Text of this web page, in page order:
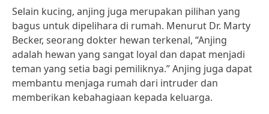
Selain kucing, anjing juga merupakan pilihan yang
bagus untuk dipelihara di rumah. Menurut Dr. Marty
Becker, seorang dokter hewan terkenal, “Anjing
adalah hewan yang sangat loyal dan dapat menjadi
teman yang setia bagi pemiliknya.” Anjing juga dapat
membantu menjaga rumah dari intruder dan
memberikan kebahagiaan kepada keluarga.